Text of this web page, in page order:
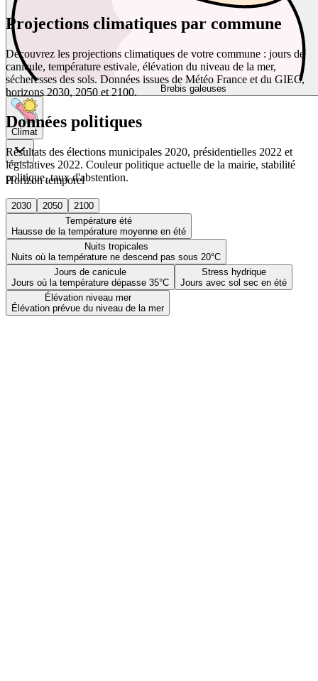
Brebis galeuses
Climat
Horizon temporel
2030 2050
2100
Température été
Hausse de la température moyenne en été
Nuits tropicales
Nuits où la température ne descend pas sous 20°C
Jours de canicule
Jours où la température dépasse 35°C
Stress hydrique
Jours avec sol sec en été
Élévation niveau mer
Élévation prévue du niveau de la mer
Projections climatiques par commune
Découvrez les projections climatiques de votre commune : jours de
canicule, température estivale, élévation du niveau de la mer,
sécheresses des sols. Données issues de Météo France et du GIEC,
horizons 2030, 2050 et 2100.
Données politiques
Résultats des élections municipales 2020, présidentielles 2022 et
législatives 2022. Couleur politique actuelle de la mairie, stabilité
politique, taux d'abstention.